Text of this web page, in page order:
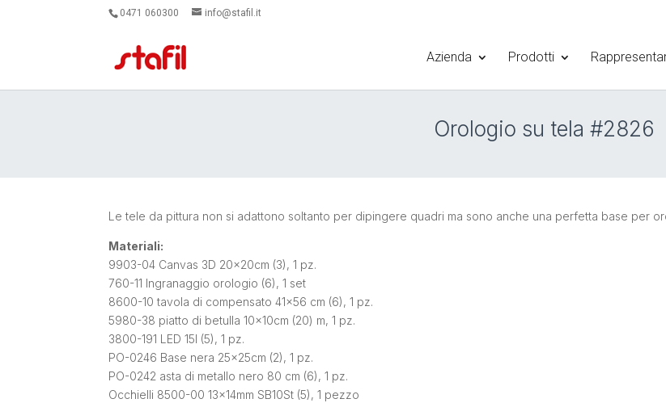
0471 060300 info@stafil.it
Azienda Prodotti
Orologio su tela #2826
Le tele da pittura non si adattono soltanto per dipingere quadri ma sono anche una perfetta base per
Materiali:
9903-04 Canvas 3D 20x20cm (3), 1 pz.
760-11 Ingranaggio orologio (6), 1 set
8600-10 tavola di compensato 41×56 cm (6), 1 pz.
5980-38 piatto di betulla 10x10cm (20) m, 1 pz.
3800-191 LED 15l (5), 1 pz.
PO-0246 Base nera 25x25cm (2), 1 pz.
PO-0242 asta di metallo nero 80 cm (6), 1 pz.
Occhielli 8500-00 13x14mm SB10St (5), 1 pezzo